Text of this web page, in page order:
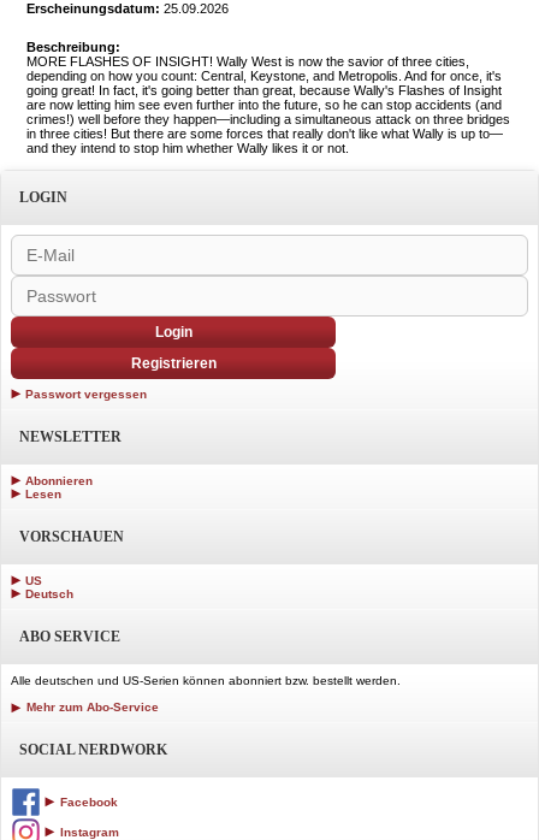
Erscheinungsdatum: 25.09.2026
Beschreibung:
MORE FLASHES OF INSIGHT! Wally West is now the savior of three cities,
depending on how you count: Central, Keystone, and Metropolis. And for once, it's
going great! In fact, it's going better than great, because Wally's Flashes of Insight
are now letting him see even further into the future, so he can stop accidents (and
crimes!) well before they happen—including a simultaneous attack on three bridges
in three cities! But there are some forces that really don't like what Wally is up to—
and they intend to stop him whether Wally likes it or not.
LOGIN
Login
Registrieren
Passwort vergessen
NEWSLETTER
Abonnieren
Lesen
VORSCHAUEN
US
Deutsch
ABO SERVICE
Alle deutschen und US-Serien können abonniert bzw. bestellt werden.
Mehr zum Abo-Service
SOCIAL NERDWORK
Facebook
Instagram